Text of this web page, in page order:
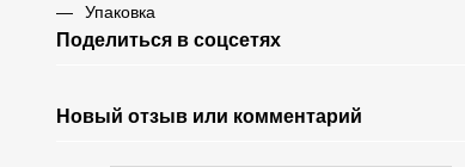
Упаковка
Поделиться в соцсетях
Новый отзыв или комментарий